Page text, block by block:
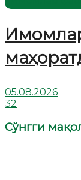
05.08.2026
32
Сўнгги